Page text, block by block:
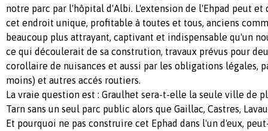
notre parc par l'hôpital d'Albi. L'extension de l'Ehpad peut et
cet endroit unique, profitable à toutes et tous, anciens
beaucoup plus attrayant, captivant et indispensable qu'un
ce qui découlerait de sa constrution, travaux prévus pour
corollaire de nuisances et aussi par les obligations légales,
moins) et autres accés routiers.
La vraie question est : Graulhet sera-t-elle la seule ville de
Tarn sans un seul parc public alors que Gaillac, Castres,
Et pourquoi ne pas construire cet Ephad dans l'un d'eux,